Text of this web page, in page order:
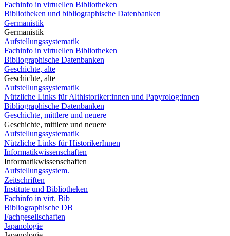
Fachinfo in virtuellen Bibliotheken
Bibliotheken und bibliographische Datenbanken
Germanistik
Germanistik
Aufstellungssystematik
Fachinfo in virtuellen Bibliotheken
Bibliographische Datenbanken
Geschichte, alte
Geschichte, alte
Aufstellungssystematik
Nützliche Links für Althistoriker:innen und Papyrolog:innen
Bibliographische Datenbanken
Geschichte, mittlere und neuere
Geschichte, mittlere und neuere
Aufstellungssystematik
Nützliche Links für HistorikerInnen
Informatikwissenschaften
Informatikwissenschaften
Aufstellungssystem.
Zeitschriften
Institute und Bibliotheken
Fachinfo in virt. Bib
Bibliographische DB
Fachgesellschaften
Japanologie